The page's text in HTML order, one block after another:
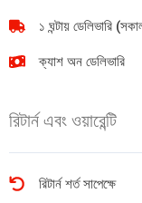
১ ঘন্টায় ডেলিভারি
ক্যাশ অন ডেলিভারি
রিটার্ন এবং ওয়ারেন্টি
রিটার্ন শর্ত সাপেক্ষে